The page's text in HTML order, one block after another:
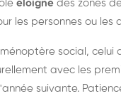
éloigné des zones
les personnes ou les
social, celui
avec les
suivante.